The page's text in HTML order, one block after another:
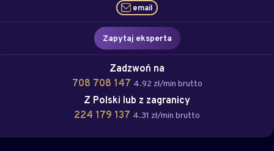
email
Zapytaj eksperta
Zadzwoń na
708 708 147 4.92 zł/min brutto
Z Polski lub z zagranicy
224 179 137 4.31 zł/min brutto